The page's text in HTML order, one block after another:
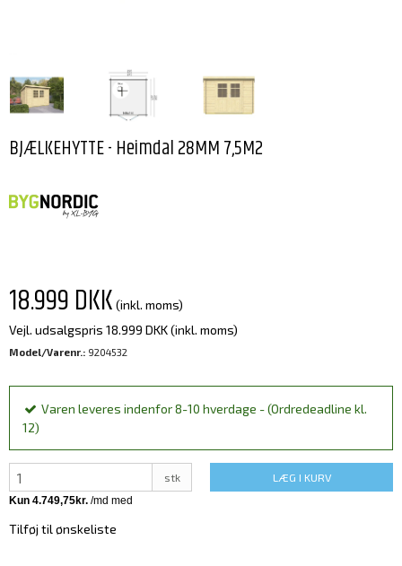
BJÆLKEHYTTE - Heimdal 28MM 7,5M2
18.999 DKK (inkl. moms)
Vejl. udsalgspris 18.999 DKK(inkl. moms)
Model/Varenr.: 9204532
Varen leveres indenfor 8-10 hverdage - (Ordredeadline kl.
12)
stk LÆG I KURV
Tilføj til ønskeliste